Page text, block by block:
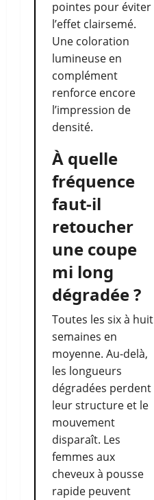
pointes pour éviter
l’effet clairsemé.
Une coloration
lumineuse en
complément
renforce encore
l’impression de
densité.
À quelle
fréquence
faut-il
retoucher
une coupe
mi long
dégradée ?
Toutes les six à huit
semaines en
moyenne. Au-delà,
les longueurs
dégradées perdent
leur structure et le
mouvement
disparaît. Les
femmes aux
cheveux à pousse
rapide peuvent